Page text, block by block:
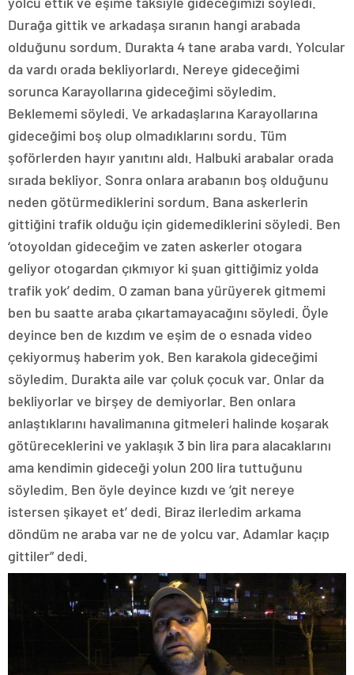
Durağa gittik ve arkadaşa sıranın hangi arabada
olduğunu sordum. Durakta 4 tane araba vardı. Yolcular
da vardı orada bekliyorlardı. Nereye gideceğimi
sorunca Karayollarına gideceğimi söyledim.
Beklememi söyledi. Ve arkadaşlarına Karayollarına
gideceğimi boş olup olmadıklarını sordu. Tüm
şoförlerden hayır yanıtını aldı. Halbuki arabalar orada
sırada bekliyor. Sonra onlara arabanın boş olduğunu
neden götürmediklerini sordum. Bana askerlerin
gittiğini trafik olduğu için gidemediklerini söyledi. Ben
‘otoyoldan gideceğim ve zaten askerler otogara
geliyor otogardan çıkmıyor ki şuan gittiğimiz yolda
trafik yok’ dedim. O zaman bana yürüyerek gitmemi
ben bu saatte araba çıkartamayacağını söyledi. Öyle
deyince ben de kızdım ve eşim de o esnada video
çekiyormuş haberim yok. Ben karakola gideceğimi
söyledim. Durakta aile var çoluk çocuk var. Onlar da
bekliyorlar ve birşey de demiyorlar. Ben onlara
anlaştıklarını havalimanına gitmeleri halinde koşarak
götüreceklerini ve yaklaşık 3 bin lira para alacaklarını
ama kendimin gideceği yolun 200 lira tuttuğunu
söyledim. Ben öyle deyince kızdı ve ‘git nereye
istersen şikayet et’ dedi. Biraz ilerledim arkama
döndüm ne araba var ne de yolcu var. Adamlar kaçıp
gittiler” dedi.